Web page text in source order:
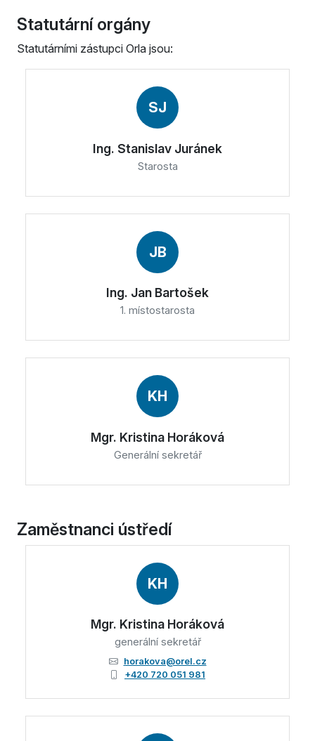
Statutární orgány
Statutárními zástupci Orla jsou:
SJ
Ing. Stanislav Juránek
Starosta
JB
Ing. Jan Bartošek
1. místostarosta
KH
Mgr. Kristina Horáková
Generální sekretář
Zaměstnanci ústředí
KH
Mgr. Kristina Horáková
generální sekretář
horakova@orel.cz
+420 720 051 981